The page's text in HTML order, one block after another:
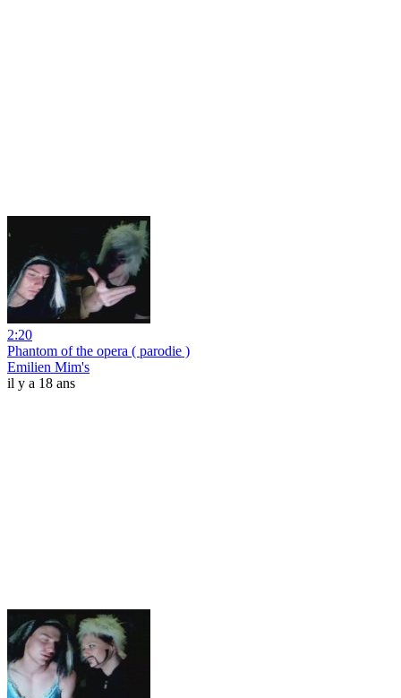
2:20
Phantom of the opera ( parodie )
Emilien Mim's
il y a 18 ans